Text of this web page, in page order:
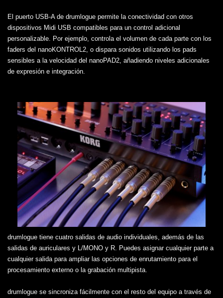
El puerto USB-A de drumlogue permite la conectividad con otros
dispositivos Midi USB compatibles para un control adicional
personalizable. Por ejemplo, controla el volumen de cada parte con los
faders del nanoKONTROL2, o dispara sonidos utilizando los pads
sensibles a la velocidad del nanoPAD2, añadiendo niveles adicionales
de expresión e integración.
drumlogue tiene cuatro salidas de audio individuales, además de las
salidas de auriculares y L/MONO y R. Puedes asignar cualquier parte a
cualquier salida para ampliar las opciones de enrutamiento para el
procesamiento externo o la grabación multipista.
drumlogue se sincroniza fácilmente con el resto del equipo a través de